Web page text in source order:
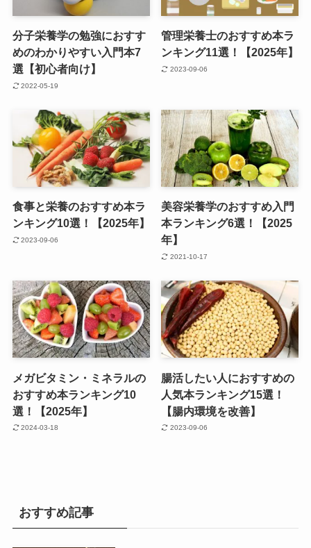
分子栄養学の勉強におすす
めのわかりやすい入門本7
選【初心者向け】
2022-05-19
管理栄養士のおすすめ本ラ
ンキング11選！【2025年】
2023-09-06
食事と栄養のおすすめ本ラ
ンキング10選！【2025年】
2023-09-06
美容栄養学のおすすめ入門
本ランキング6選！【2025
年】
2021-10-17
メガビタミン・ミネラルの
おすすめ本ランキング10
選！【2025年】
2024-03-18
腸活したい人におすすめの
人気本ランキング15選！
【腸内環境を改善】
2023-09-06
おすすめ記事